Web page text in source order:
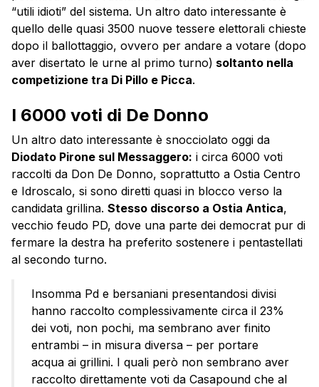
“utili idioti” del sistema. Un altro dato interessante è
quello delle quasi 3500 nuove tessere elettorali chieste
dopo il ballottaggio, ovvero per andare a votare (dopo
aver disertato le urne al primo turno) soltanto nella
competizione tra Di Pillo e Picca.
I 6000 voti di De Donno
Un altro dato interessante è snocciolato oggi da
Diodato Pirone sul Messaggero: i circa 6000 voti
raccolti da Don De Donno, soprattutto a Ostia Centro
e Idroscalo, si sono diretti quasi in blocco verso la
candidata grillina. Stesso discorso a Ostia Antica,
vecchio feudo PD, dove una parte dei democrat pur di
fermare la destra ha preferito sostenere i pentastellati
al secondo turno.
Insomma Pd e bersaniani presentandosi divisi
hanno raccolto complessivamente circa il 23%
dei voti, non pochi, ma sembrano aver finito
entrambi – in misura diversa – per portare
acqua ai grillini. I quali però non sembrano aver
raccolto direttamente voti da Casapound che al